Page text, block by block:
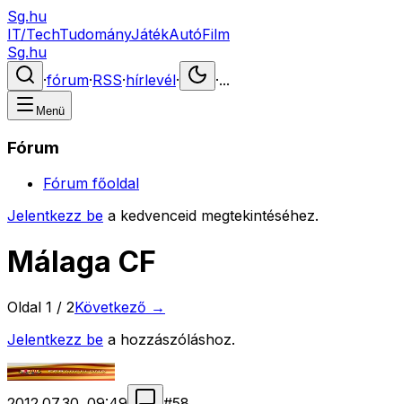
Sg.hu
IT/TechTudományJátékAutóFilm
Sg.hu
·fórum·RSS·hírlevél· ·...
Menü
Fórum
Fórum főoldal
Jelentkezz be a kedvenceid megtekintéséhez.
Málaga CF
Oldal 1 / 2Következő →
Jelentkezz be a hozzászóláshoz.